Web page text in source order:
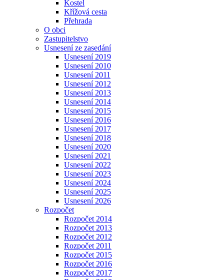
Kostel
Křížová cesta
Přehrada
O obci
Zastupitelstvo
Usnesení ze zasedání
Usnesení 2019
Usnesení 2010
Usnesení 2011
Usnesení 2012
Usnesení 2013
Usnesení 2014
Usnesení 2015
Usnesení 2016
Usnesení 2017
Usnesení 2018
Usnesení 2020
Usnesení 2021
Usnesení 2022
Usnesení 2023
Usnesení 2024
Usnesení 2025
Usnesení 2026
Rozpočet
Rozpočet 2014
Rozpočet 2013
Rozpočet 2012
Rozpočet 2011
Rozpočet 2015
Rozpočet 2016
Rozpočet 2017